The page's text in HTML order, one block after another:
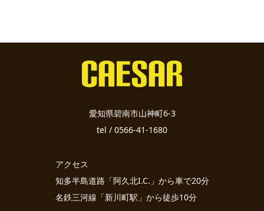
愛知県碧南市山神町6-3
tel / 0566-41-1680
アクセス
知多半島道路「阿久北I.C.」から車で20分
名鉄三河線「新川町駅」から徒歩10分